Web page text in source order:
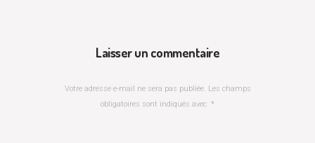
Laisser un commentaire
Votre adresse e-mail ne sera pas publiée. Les champs
obligatoires sont indiqués avec *